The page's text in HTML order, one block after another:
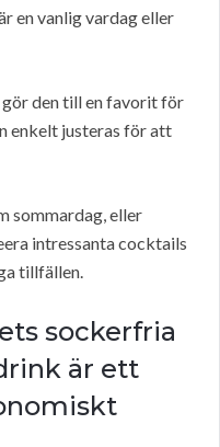
en vanlig vardag eller
den till en favorit för
enkelt justeras för att
sommardag, eller
intressanta cocktails
tillfällen.
sockerfria
är ett